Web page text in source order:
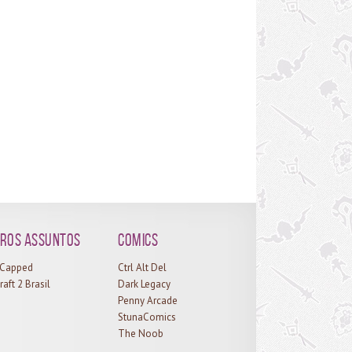
assuntos
2 Brasil
Comics
Ctrl Alt Del
Dark Legacy
Penny Arcade
StunaComics
The Noob